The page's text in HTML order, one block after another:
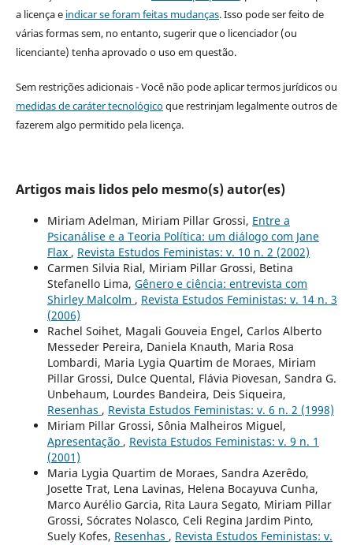
a licença e indicar se foram feitas mudanças. Isso pode ser feito de
várias formas sem, no entanto, sugerir que o licenciador (ou
licenciante) tenha aprovado o uso em questão.
Sem restrições adicionais - Você não pode aplicar termos jurídicos ou
medidas de caráter tecnológicoque restrinjam legalmente outros de
fazerem algo permitido pela licença.
Artigos mais lidos pelo mesmo(s) autor(es)
Miriam Adelman, Miriam Pillar Grossi, Entre a
Psicanálise e a Teoria Política: um diálogo com Jane
Flax , Revista Estudos Feministas: v. 10 n. 2 (2002)
Carmen Silvia Rial, Miriam Pillar Grossi, Betina
Stefanello Lima, Gênero e ciência: entrevista com
Shirley Malcolm , Revista Estudos Feministas: v. 14 n. 3
(2006)
Rachel Soihet, Magali Gouveia Engel, Carlos Alberto
Messeder Pereira, Daniela Knauth, Maria Rosa
Lombardi, Maria Lygia Quartim de Moraes, Miriam
Pillar Grossi, Dulce Quental, Flávia Piovesan, Sandra G.
Unbehaum, Lourdes Bandeira, Deis Siqueira,
Resenhas , Revista Estudos Feministas: v. 6 n. 2 (1998)
Miriam Pillar Grossi, Sônia Malheiros Miguel,
Apresentação , Revista Estudos Feministas: v. 9 n. 1
(2001)
Maria Lygia Quartim de Moraes, Sandra Azerêdo,
Josette Trat, Lena Lavinas, Helena Bocayuva Cunha,
Marco Aurélio Garcia, Rita Laura Segato, Miriam Pillar
Grossi, Sócrates Nolasco, Celi Regina Jardim Pinto,
Suely Kofes, Resenhas , Revista Estudos Feministas: v.